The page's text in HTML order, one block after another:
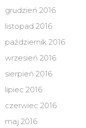
grudzień 2016
listopad 2016
październik 2016
wrzesień 2016
sierpień 2016
lipiec 2016
czerwiec 2016
maj 2016